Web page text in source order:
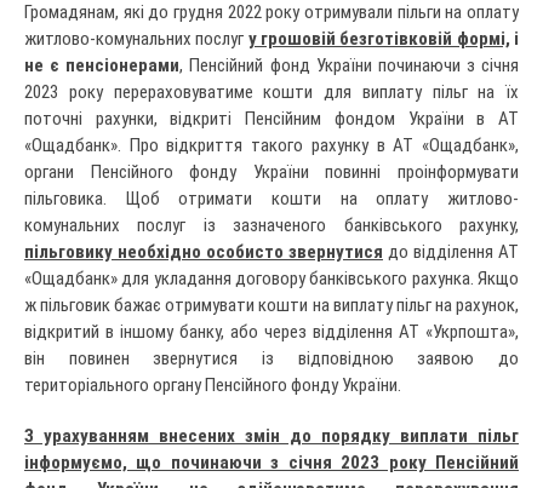
Громадянам, які до грудня 2022 року отримували пільги на оплату
житлово-комунальних послуг у грошовій безготівковій формі, і
не є пенсіонерами, Пенсійний фонд України починаючи з січня
2023 року перераховуватиме кошти для виплату пільг на їх
поточні рахунки, відкриті Пенсійним фондом України в АТ
«Ощадбанк». Про відкриття такого рахунку в АТ «Ощадбанк»,
органи Пенсійного фонду України повинні проінформувати
пільговика. Щоб отримати кошти на оплату житлово-
комунальних послуг із зазначеного банківського рахунку,
пільговику необхідно особисто звернутися до відділення АТ
«Ощадбанк» для укладання договору банківського рахунка. Якщо
ж пільговик бажає отримувати кошти на виплату пільг на рахунок,
відкритий в іншому банку, або через відділення АТ «Укрпошта»,
він повинен звернутися із відповідною заявою до
територіального органу Пенсійного фонду України.
З урахуванням внесених змін до порядку виплати пільг
інформуємо, що починаючи з січня 2023 року Пенсійний